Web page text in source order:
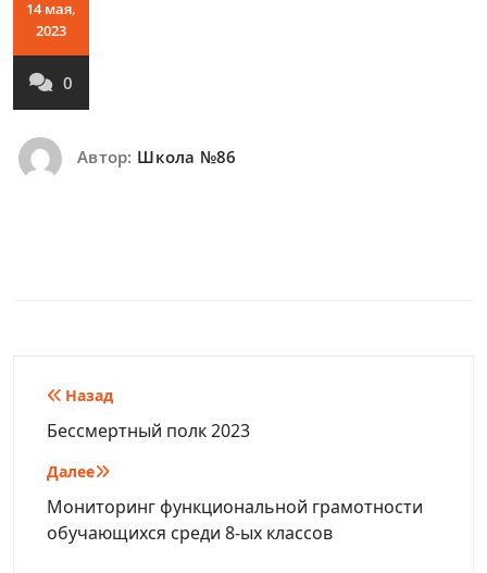
14 мая,
2023
0
Автор: Школа №86
Навигация
по
записям
Назад
Бессмертный полк 2023
Далее
Мониторинг функциональной грамотности
обучающихся среди 8-ых классов